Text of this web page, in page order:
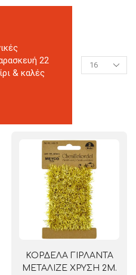
22
& καλές
ΚΟΡΔΕΛΑ ΓΙΡΛΑΝΤΑ
ΜΕΤΑΛΙΖΕ ΧΡΥΣΗ 2Μ.